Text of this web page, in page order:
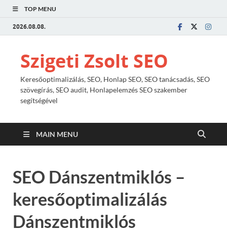
TOP MENU
2026.08.08.
Szigeti Zsolt SEO
Keresőoptimalizálás, SEO, Honlap SEO, SEO tanácsadás, SEO
szövegírás, SEO audit, Honlapelemzés SEO szakember
segítségével
MAIN MENU
SEO Dánszentmiklós –
keresőoptimalizálás
Dánszentmiklós